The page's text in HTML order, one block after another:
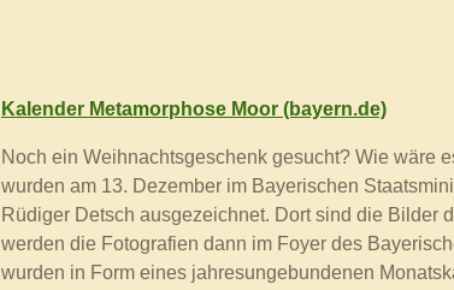
Kalender Metamorphose Moor (bayern.de)
Noch ein Weihnachtsgeschenk gesucht? Wie wäre
wurden am 13. Dezember im Bayerischen
Rüdiger Detsch ausgezeichnet. Dort sind die Bilder
werden die Fotografien dann im Foyer des
wurden in Form eines jahresungebundenen